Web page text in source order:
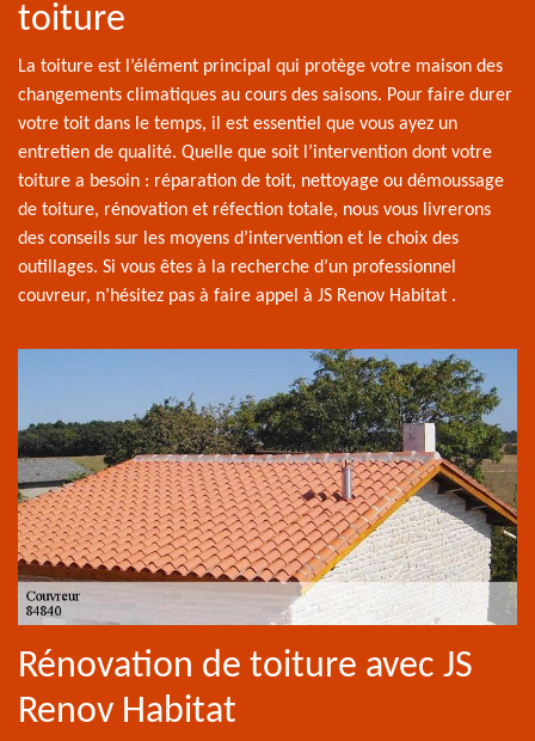
toiture
La toiture est l’élément principal qui protège votre maison des
changements climatiques au cours des saisons. Pour faire durer
votre toit dans le temps, il est essentiel que vous ayez un
entretien de qualité. Quelle que soit l’intervention dont votre
toiture a besoin : réparation de toit, nettoyage ou démoussage
de toiture, rénovation et réfection totale, nous vous livrerons
des conseils sur les moyens d’intervention et le choix des
outillages. Si vous êtes à la recherche d’un professionnel
couvreur, n’hésitez pas à faire appel à JS Renov Habitat .
Rénovation de toiture avec JS
Renov Habitat